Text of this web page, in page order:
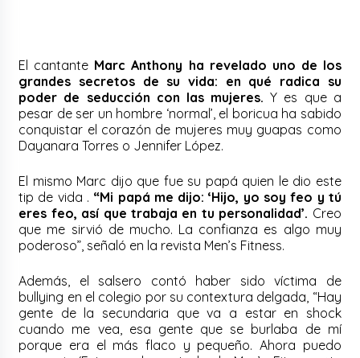
El cantante Marc Anthony ha revelado uno de los
grandes secretos de su vida: en qué radica su
poder de seducción con las mujeres. Y es que a
pesar de ser un hombre ‘normal’, el boricua ha sabido
conquistar el corazón de mujeres muy guapas como
Dayanara Torres o Jennifer López.
El mismo Marc dijo que fue su papá quien le dio este
tip de vida . “Mi papá me dijo: ‘Hijo, yo soy feo y tú
eres feo, así que trabaja en tu personalidad’. Creo
que me sirvió de mucho. La confianza es algo muy
poderoso”, señaló en la revista Men’s Fitness.
Además, el salsero contó haber sido víctima de
bullying en el colegio por su contextura delgada, “Hay
gente de la secundaria que va a estar en shock
cuando me vea, esa gente que se burlaba de mí
porque era el más flaco y pequeño. Ahora puedo